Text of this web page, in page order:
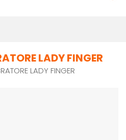
LADY FINGER
LADY FINGER